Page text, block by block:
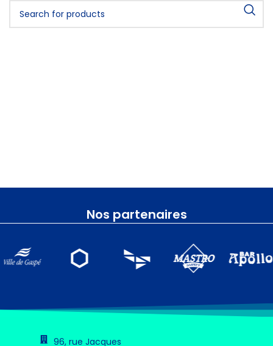
Nos partenaires
96, rue Jacques